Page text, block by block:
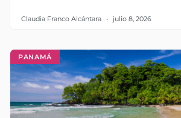
Claudia Franco Alcántara julio 8, 2026
PANAMÁ